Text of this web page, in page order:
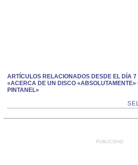
ARTÍCULOS RELACIONADOS DESDE EL DÍA 7
«ACERCA DE UN DISCO «ABSOLUTAMENTE»
PINTANEL»
PUBLICIDAD